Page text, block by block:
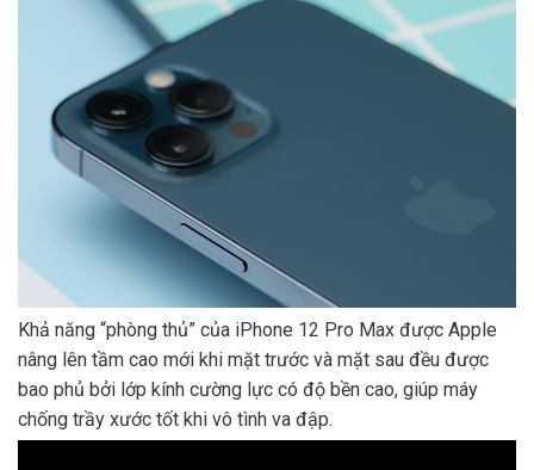
Khả năng “phòng thủ” của iPhone 12 Pro Max được Apple
nâng lên tầm cao mới khi mặt trước và mặt sau đều được
bao phủ bởi lớp kính cường lực có độ bền cao, giúp máy
chống trầy xước tốt khi vô tình va đập.